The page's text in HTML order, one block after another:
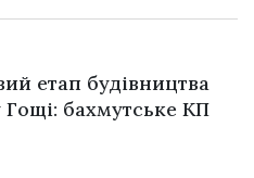
етап будівництва
бахмутське КП